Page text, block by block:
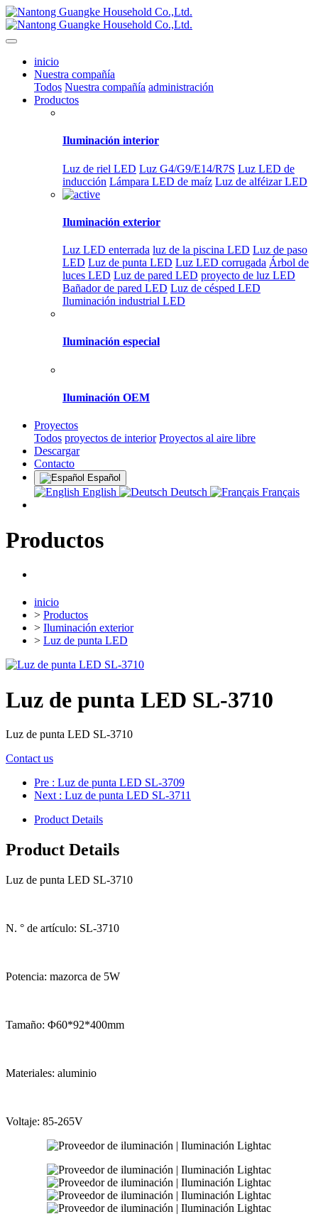
inicio
Nuestra compañía
Todos Nuestra compañía administración
Productos
Iluminación interior
Luz de riel LED Luz G4/G9/E14/R7S Luz LED de
inducción Lámpara LED de maíz Luz de alféizar LED
Iluminación exterior
Luz LED enterrada luz de la piscina LED Luz de paso
LED Luz de punta LED Luz LED corrugada Árbol de
luces LED Luz de pared LED proyecto de luz LED
Bañador de pared LED Luz de césped LED
Iluminación industrial LED
Iluminación especial
Iluminación OEM
Proyectos
Todos proyectos de interior Proyectos al aire libre
Descargar
Contacto
Español
English Deutsch Français
Productos
inicio
> Productos
> Iluminación exterior
> Luz de punta LED
Luz de punta LED SL-3710
Luz de punta LED SL-3710
Contact us
Pre : Luz de punta LED SL-3709
Next : Luz de punta LED SL-3711
Product Details
Product Details
Luz de punta LED SL-3710
N. ° de artículo: SL-3710
Potencia: mazorca de 5W
Tamaño: Φ60*92*400mm
Materiales: aluminio
Voltaje: 85-265V